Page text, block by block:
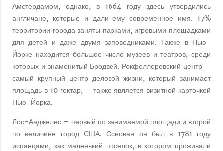
Амстердамом, однако, в 1664 году здесь утвердились
англичане, которые и дали ему современное имя. 17%
территории города заняты парками, игровыми площадками
для детей и даже двумя заповедниками. Также в Нью-
Йорке находится большое число музеев и театров, среди
которых и знаменитый Бродвей. Рокфеллеровский центр –
самый крупный центр деловой жизни, который занимает
площадь в 10 гектар, – также является визитной карточкой
Нью-Йорка.
Лос-Анджелес – первый по занимаемой площади и второй
по величине город США. Основан он был в 1781 году
испанцами, как маленький поселок, в котором проживали